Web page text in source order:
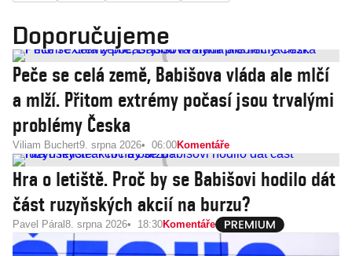
Doporučujeme
Peče se celá země, Babišova vláda ale mlčí
a mlží. Přitom extrémy počasí jsou trvalými
problémy Česka
Viliam Buchert9. srpna 2026 06:00Komentáře
Hra o letiště. Proč by se Babišovi hodilo dát
část ruzyňských akcií na burzu?
Pavel Páral 8. srpna 2026 18:30Komentáře